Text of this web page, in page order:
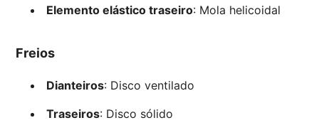
Elemento elástico traseiro: Mola helicoidal
Freios
Dianteiros: Disco ventilado
Traseiros: Disco sólido